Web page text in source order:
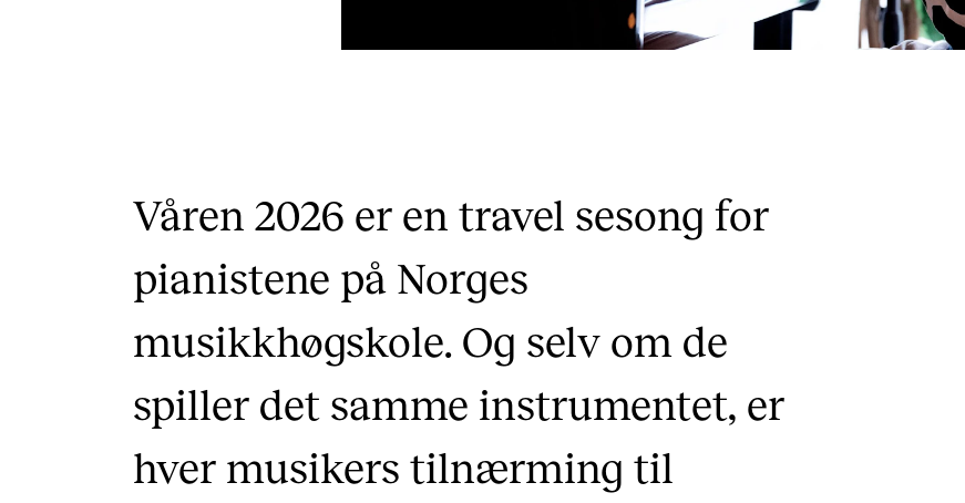
Våren 2026 er en travel sesong for
pianistene på Norges
musikkhøgskole. Og selv om de
spiller det samme instrumentet, er
hver musikers tilnærming til